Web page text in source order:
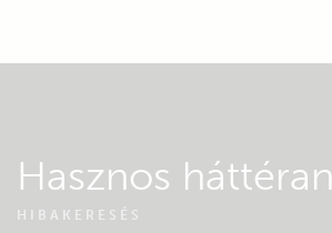
Hasznos
HIBAKERESÉS